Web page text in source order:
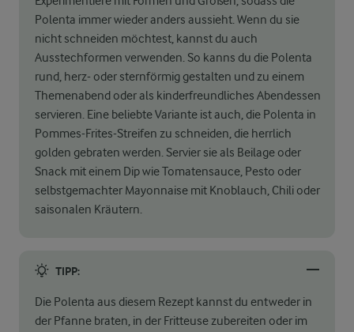
Polenta immer wieder anders aussieht. Wenn du sie
nicht schneiden möchtest, kannst du auch
Ausstechformen verwenden. So kanns du die Polenta
rund, herz- oder sternförmig gestalten und zu einem
Themenabend oder als kinderfreundliches Abendessen
servieren. Eine beliebte Variante ist auch, die Polenta in
Pommes-Frites-Streifen zu schneiden, die herrlich
golden gebraten werden. Servier sie als Beilage oder
Snack mit einem Dip wie Tomatensauce, Pesto oder
selbstgemachter Mayonnaise mit Knoblauch, Chili oder
saisonalen Kräutern.
TIPP:
Die Polenta aus diesem Rezept kannst du entweder in
der Pfanne braten, in der Fritteuse zubereiten oder im